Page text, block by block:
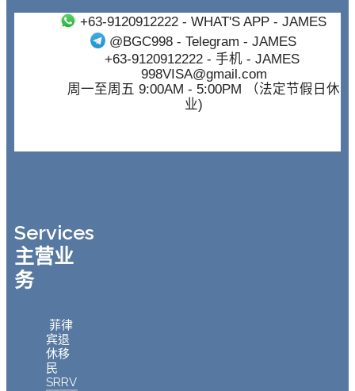
+63-9120912222- WHAT'S APP - JAMES
@BGC998 - Telegram - JAMES
+63-9120912222- 手机 - JAMES
998VISA@gmail.com
周一至周五 9:00AM - 5:00PM （法定节假日休
业)
Services
主营业
务
菲律
宾退
休移
民
SRRV